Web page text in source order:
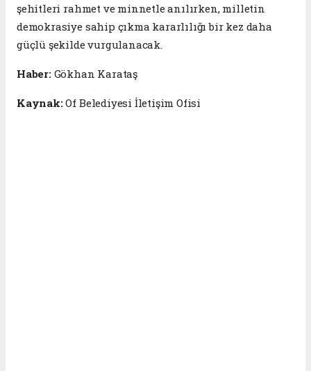
şehitleri rahmet ve minnetle anılırken, milletin
demokrasiye sahip çıkma kararlılığı bir kez daha
güçlü şekilde vurgulanacak.
Haber: Gökhan Karataş
Kaynak:Of Belediyesi İletişim Ofisi